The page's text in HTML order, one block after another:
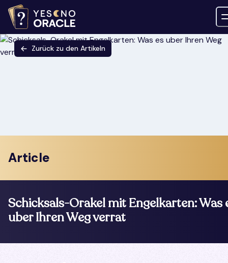
Zurück zu den Artikeln
Article
Schicksals-Orakel mit Engelkarten: Was
uber Ihren Weg verrat